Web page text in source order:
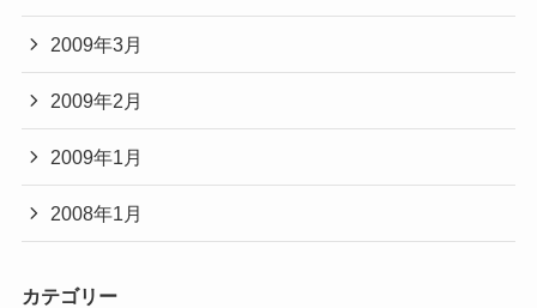
2009年3月
2009年2月
2009年1月
2008年1月
カテゴリー